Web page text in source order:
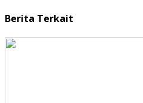
Berita Terkait